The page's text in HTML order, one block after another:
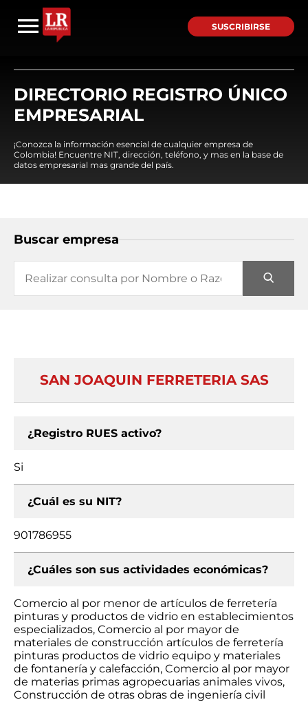
SUSCRIBIRSE
DIRECTORIO REGISTRO ÚNICO
EMPRESARIAL
¡Conozca la información esencial de cualquier empresa de
Colombia! Encuentre NIT, dirección, teléfono, y mas en la base de
datos empresarial mas grande del país.
Buscar empresa
SAN JOAQUIN FERRETERIA SAS
¿Registro RUES activo?
Si
¿Cuál es su NIT?
901786955
¿Cuáles son sus actividades económicas?
Comercio al por menor de artículos de ferretería
pinturas y productos de vidrio en establecimientos
especializados, Comercio al por mayor de
materiales de construcción artículos de ferretería
pinturas productos de vidrio equipo y materiales
de fontanería y calefacción, Comercio al por mayor
de materias primas agropecuarias animales vivos,
Construcción de otras obras de ingeniería civil